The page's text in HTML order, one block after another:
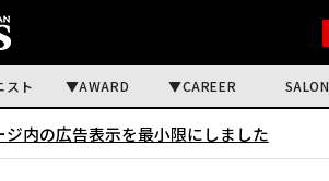
スト AWARD CAREER SALON
ジ内の広告表示を最小限にしました